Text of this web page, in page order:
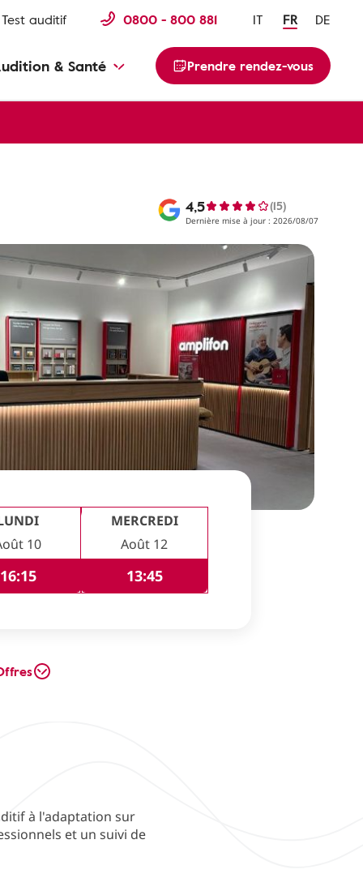
Test auditif 0800 - 800 881 IT FR DE
& Santé Prendre rendez-vous
4,5 (15)
Dernière mise à jour : 2026/08/07
10
16:15
MERCREDI
Août 12
13:45
à l'adaptation sur
et un suivi de